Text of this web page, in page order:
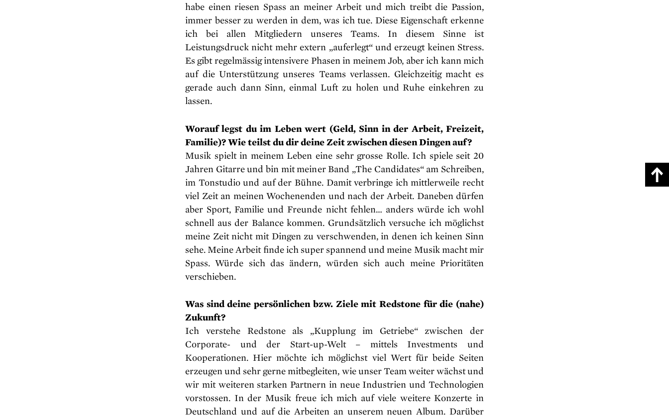
habe einen riesen Spass an meiner Arbeit und mich treibt die Passion,
immer besser zu werden in dem, was ich tue. Diese Eigenschaft erkenne
ich bei allen Mitgliedern unseres Teams. In diesem Sinne ist
Leistungsdruck nicht mehr extern „auferlegt“ und erzeugt keinen Stress.
Es gibt regelmässig intensivere Phasen in meinem Job, aber ich kann mich
auf die Unterstützung unseres Teams verlassen. Gleichzeitig macht es
gerade auch dann Sinn, einmal Luft zu holen und Ruhe einkehren zu
lassen.
Worauf legst du im Leben wert (Geld, Sinn in der Arbeit, Freizeit,
Familie)? Wie teilst du dir deine Zeit zwischen diesen Dingen auf?
Musik spielt in meinem Leben eine sehr grosse Rolle. Ich spiele seit 20
Jahren Gitarre und bin mit meiner Band „The Candidates“ am Schreiben,
im Tonstudio und auf der Bühne. Damit verbringe ich mittlerweile recht
viel Zeit an meinen Wochenenden und nach der Arbeit. Daneben dürfen
aber Sport, Familie und Freunde nicht fehlen… anders würde ich wohl
schnell aus der Balance kommen. Grundsätzlich versuche ich möglichst
meine Zeit nicht mit Dingen zu verschwenden, in denen ich keinen Sinn
sehe. Meine Arbeit finde ich super spannend und meine Musik macht mir
Spass. Würde sich das ändern, würden sich auch meine Prioritäten
verschieben.
Was sind deine persönlichen bzw. Ziele mit Redstone für die (nahe)
Zukunft?
Ich verstehe Redstone als „Kupplung im Getriebe“ zwischen der
Corporate- und der Start-up-Welt – mittels Investments und
Kooperationen. Hier möchte ich möglichst viel Wert für beide Seiten
erzeugen und sehr gerne mitbegleiten, wie unser Team weiter wächst und
wir mit weiteren starken Partnern in neue Industrien und Technologien
vorstossen. In der Musik freue ich mich auf viele weitere Konzerte in
Deutschland und auf die Arbeiten an unserem neuen Album. Darüber